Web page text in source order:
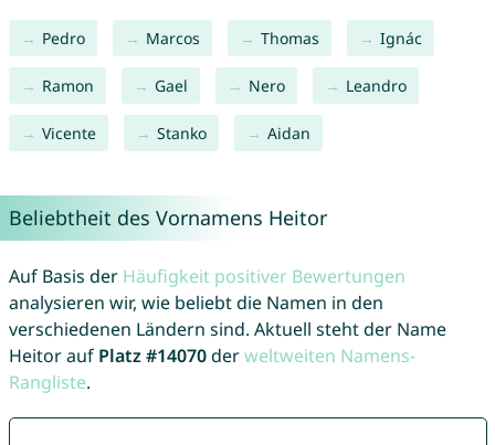
Pedro Marcos Thomas Ignác
Ramon Gael Nero Leandro
Vicente Stanko Aidan
Beliebtheit des Vornamens Heitor
Auf Basis der Häufigkeit positiver Bewertungen
analysieren wir, wie beliebt die Namen in den
verschiedenen Ländern sind. Aktuell steht der Name
Heitor auf Platz #14070derweltweiten Namens-
Rangliste.